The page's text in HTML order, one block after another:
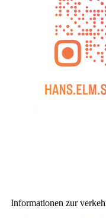
Informationen zur